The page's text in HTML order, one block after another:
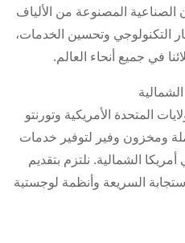
الصناعية المصنوعة من الألياف
التكنولوجي وتحسين الخدمات،
في جميع أنحاء العالم.
المتحدة الأمريكية وتورنتو
ومخزون وفير لتوفير خدمات
الشمالية. نلتزم بتقديم
السريعة وأنظمة لوجستية